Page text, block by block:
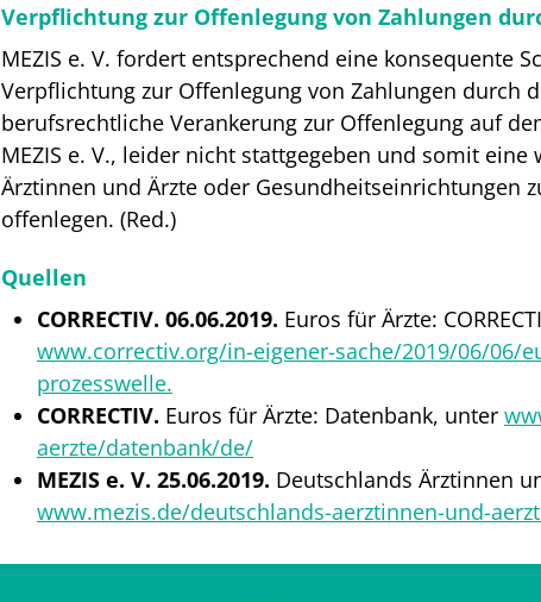
Verpflichtung zur Offenlegung von Zahlungen
MEZIS e. V. fordert entsprechend eine konsequente
Verpflichtung zur Offenlegung von Zahlungen durch
berufsrechtliche Verankerung zur Offenlegung auf
MEZIS e. V., leider nicht stattgegeben und somit
Ärztinnen und Ärzte oder Gesundheitseinrichtungen
offenlegen. (Red.)
Quellen
CORRECTIV. 06.06.2019. Euros für Ärzte:
www.correctiv.org/in-eigener-sache/2019/06/06/
prozesswelle.
CORRECTIV. Euros für Ärzte: Datenbank, unter
aerzte/datenbank/de/
MEZIS e. V. 25.06.2019. Deutschlands Ärztinnen
www.mezis.de/deutschlands-aerztinnen-und-